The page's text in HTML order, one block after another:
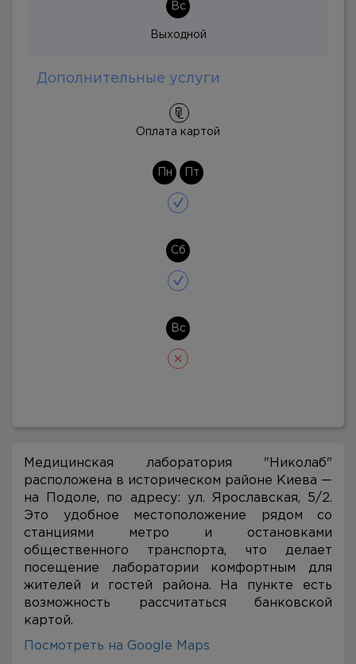
Вс
Выходной
Дополнительные услуги
Оплата картой
Пн Пт
Сб
Вс
Медицинская лаборатория "Николаб"
расположена в историческом районе Киева —
на Подоле, по адресу: ул. Ярославская, 5/2.
Это удобное местоположение рядом со
станциями метро и остановками
общественного транспорта, что делает
посещение лаборатории комфортным для
жителей и гостей района. На пункте есть
возможность рассчитаться банковской
картой.
Посмотреть на Google Maps